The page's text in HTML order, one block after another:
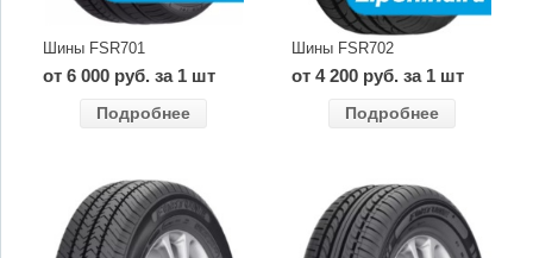
Шины FSR701
от 6 000 руб. за 1 шт
Подробнее
Шины FSR702
от 4 200 руб. за 1 шт
Подробнее